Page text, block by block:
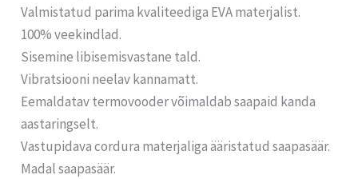
Valmistatud parima kvaliteediga EVA materjalist.
100% veekindlad.
Sisemine libisemisvastane tald.
Vibratsiooni neelav kannamatt.
Eemaldatav termovooder võimaldab saapaid kanda
aastaringselt.
Vastupidava cordura materjaliga ääristatud saapasäär.
Madal saapasäär.